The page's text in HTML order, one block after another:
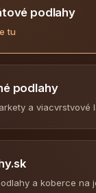
podlahy
tu
podlahy
a viacvrstvové
a koberce na